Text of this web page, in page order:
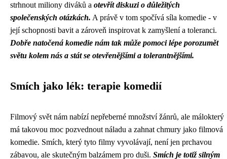
strhnout miliony diváků a otevřít diskuzi o důležitých
společenských otázkách. A právě v tom spočívá síla komedie - v
její schopnosti bavit a zároveň inspirovat k zamyšlení a toleranci.
Dobře natočená komedie nám tak může pomoci lépe porozumět
světu kolem nás a stát se otevřenějšími a tolerantnějšími.
Smích jako lék: terapie komedií
Filmový svět nám nabízí nepřeberné množství žánrů, ale málokterý
má takovou moc pozvednout náladu a zahnat chmury jako filmová
komedie. Smích, který tyto filmy vyvolávají, není jen prchavou
zábavou, ale skutečným balzámem pro duši. Smích je totiž silným